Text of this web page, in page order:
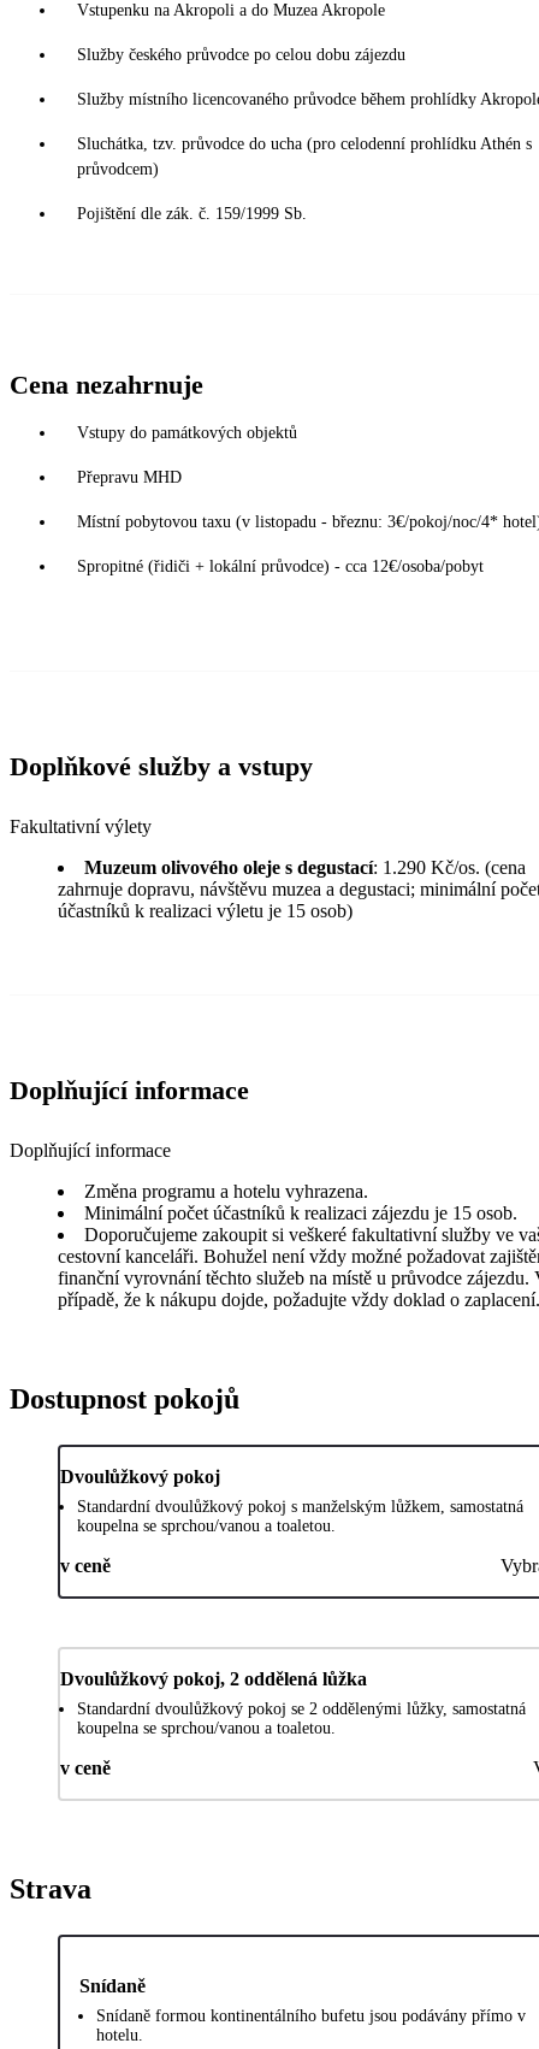
Vstupenku na Akropoli a do Muzea Akropole
Služby českého průvodce po celou dobu zájezdu
Služby místního licencovaného průvodce během prohlídky
Sluchátka, tzv. průvodce do ucha (pro celodenní prohlídku Athén s
průvodcem)
Pojištění dle zák. č. 159/1999 Sb.
Cena nezahrnuje
Vstupy do památkových objektů
Přepravu MHD
Místní pobytovou taxu (v listopadu - březnu: 3€/pokoj/noc/4*
Spropitné (řidiči + lokální průvodce) - cca 12€/osoba/pobyt
Doplňkové služby a vstupy
Fakultativní výlety
Muzeum olivového oleje s degustací: 1.290 Kč/os. (cena
zahrnuje dopravu, návštěvu muzea a degustaci; minimální
účastníků k realizaci výletu je 15 osob)
Doplňující informace
Doplňující informace
Změna programu a hotelu vyhrazena.
Minimální počet účastníků k realizaci zájezdu je 15 osob.
Doporučujeme zakoupit si veškeré fakultativní služby ve
cestovní kanceláři. Bohužel není vždy možné požadovat
finanční vyrovnání těchto služeb na místě u průvodce zájezdu.
případě, že k nákupu dojde, požadujte vždy doklad o zaplacení.
Dostupnost pokojů
Dvoulůžkový pokoj
Standardní dvoulůžkový pokoj s manželským lůžkem, samostatná
koupelna se sprchou/vanou a toaletou.
v ceně
Dvoulůžkový pokoj, 2 oddělená lůžka
Standardní dvoulůžkový pokoj se 2 oddělenými lůžky, samostatná
koupelna se sprchou/vanou a toaletou.
v ceně
Strava
Snídaně
Snídaně formou kontinentálního bufetu jsou podávány přímo v
hotelu.